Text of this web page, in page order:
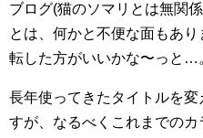
ブログ(猫のソマリとは無関
とは、何かと不便な面もあ
転した方がいいかな〜っと…
長年使ってきたタイトルを
すが、なるべくこれまでの